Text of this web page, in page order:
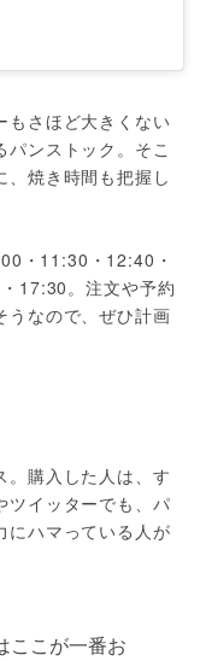
もさほど大きくない
ンストック。そこ
、焼き時間も把握し
・11:30・12:40・
17:30。注文や予約
うなので、ぜひ計画
。購入した人は、す
ツイッターでも、パ
にハマっている人が
ここが一番お